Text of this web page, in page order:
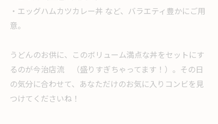
・エッグハムカツカレー丼 など、バラエティ豊かにご用
意。
うどんのお供に、このボリューム満点な丼をセットにす
るのが今治店流 （盛りすぎちゃってます！）。その日
の気分に合わせて、あなただけのお気に入りコンビを見
つけてくださいね！